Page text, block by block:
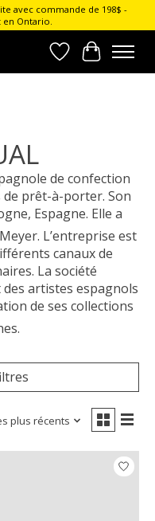
avec commande de 198$ -
en Ontario.
Liste dePanier
de confection
prêt-à-porter. Son
Espagne. Elle a
. L’entreprise est
canaux de
La société
artistes espagnols
de ses collections
plus récents